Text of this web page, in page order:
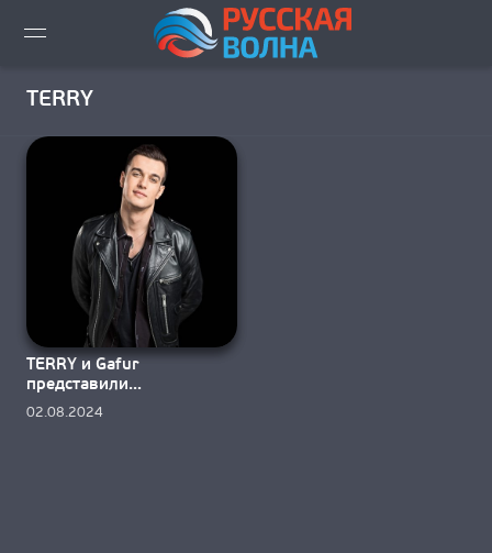
ВИДЕО LIVE
НОВОСТИ
НОВИНКИ ЭФИРА
ПЛЕЙЛИСТ
СКАЧАТЬ ЭФИР
КАК СЛУШАТЬ!?
TERRY
TERRY и Gafur
представили
музыкальный «Летний
02.08.2024